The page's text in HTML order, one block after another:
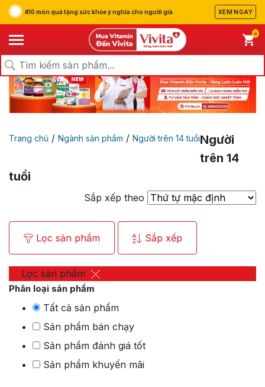
#10 món quà tặng sức khỏe ý nghĩa cho người già XEM NGAY
0
Trang chủ / Ngành sản phẩm / Người trên 14 tuổiNgười
trên 14
tuổi
Sắp xếp theo
Lọc sản phẩm Sắp xếp
Lọc sản phẩm
Phân loại sản phẩm
Tất cả sản phẩm
Sản phẩm bán chạy
Sản phẩm đánh giá tốt
Sản phẩm khuyến mãi